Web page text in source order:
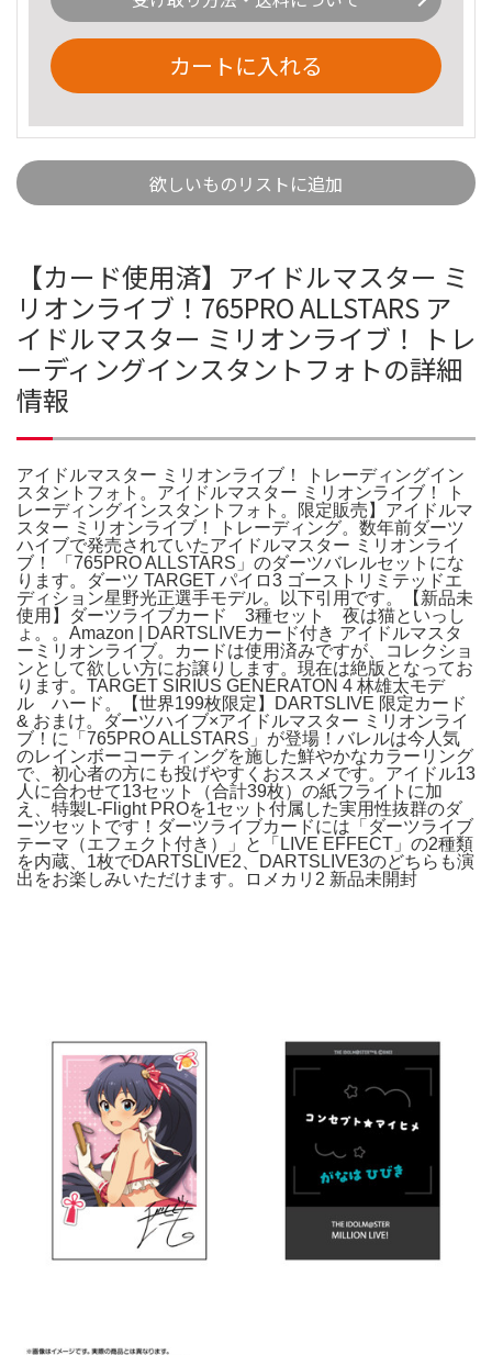
カートに入れる
欲しいものリストに追加
【カード使用済】アイドルマスター ミ
リオンライブ！765PRO ALLSTARS ア
イドルマスター ミリオンライブ！ トレ
ーディングインスタントフォトの詳細
情報
アイドルマスター ミリオンライブ！ トレーディングイン
スタントフォト。アイドルマスター ミリオンライブ！ ト
レーディングインスタントフォト。限定販売】アイドルマ
スター ミリオンライブ！ トレーディング。数年前ダーツ
ハイブで発売されていたアイドルマスター ミリオンライ
ブ！ 「765PRO ALLSTARS」のダーツバレルセットにな
ります。ダーツ TARGET パイロ3 ゴーストリミテッドエ
ディション星野光正選手モデル。以下引用です。【新品未
使用】ダーツライブカード 3種セット 夜は猫といっし
ょ。。Amazon | DARTSLIVEカード付き アイドルマスタ
ーミリオンライブ。カードは使用済みですが、コレクショ
ンとして欲しい方にお譲りします。現在は絶版となってお
ります。TARGET SIRIUS GENERATON 4 林雄太モデ
ル ハード。【世界199枚限定】DARTSLIVE 限定カード
& おまけ。ダーツハイブ×アイドルマスター ミリオンライ
ブ！に「765PRO ALLSTARS」が登場！バレルは今人気
のレインボーコーティングを施した鮮やかなカラーリング
で、初心者の方にも投げやすくおススメです。アイドル13
人に合わせて13セット（合計39枚）の紙フライトに加
え、特製L-Flight PROを1セット付属した実用性抜群のダ
ーツセットです！ダーツライブカードには「ダーツライブ
テーマ（エフェクト付き）」と「LIVE EFFECT」の2種類
を内蔵、1枚でDARTSLIVE2、DARTSLIVE3のどちらも演
出をお楽しみいただけます。ロメカリ2 新品未開封